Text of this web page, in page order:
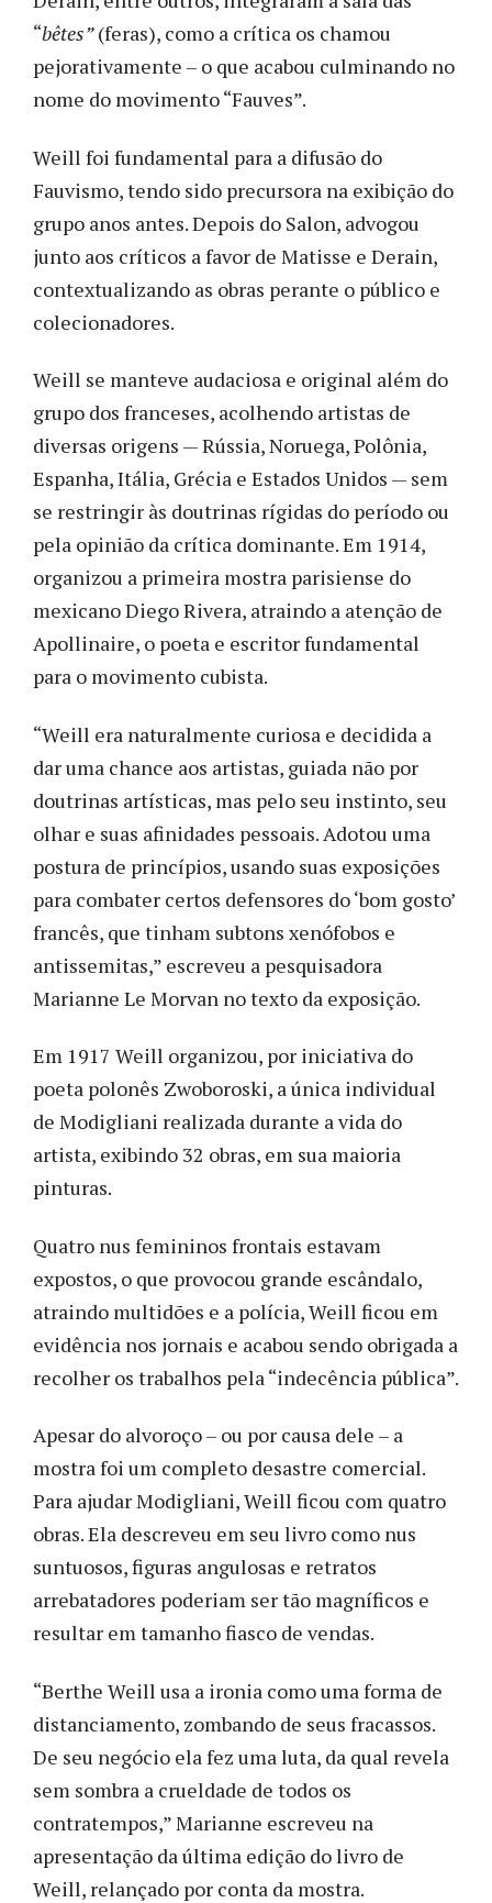
“bêtes”(feras), como a crítica os chamou
pejorativamente – o que acabou culminando no
nome do movimento “Fauves”.
Weill foi fundamental para a difusão do
Fauvismo, tendo sido precursora na exibição do
grupo anos antes. Depois do Salon, advogou
junto aos críticos a favor de Matisse e Derain,
contextualizando as obras perante o público e
colecionadores.
Weill se manteve audaciosa e original além do
grupo dos franceses, acolhendo artistas de
diversas origens — Rússia, Noruega, Polônia,
Espanha, Itália, Grécia e Estados Unidos — sem
se restringir às doutrinas rígidas do período ou
pela opinião da crítica dominante. Em 1914,
organizou a primeira mostra parisiense do
mexicano Diego Rivera, atraindo a atenção de
Apollinaire, o poeta e escritor fundamental
para o movimento cubista.
“Weill era naturalmente curiosa e decidida a
dar uma chance aos artistas, guiada não por
doutrinas artísticas, mas pelo seu instinto, seu
olhar e suas afinidades pessoais. Adotou uma
postura de princípios, usando suas exposições
para combater certos defensores do ‘bom gosto’
francês, que tinham subtons xenófobos e
antissemitas,” escreveu a pesquisadora
Marianne Le Morvan no texto da exposição.
Em 1917 Weill organizou, por iniciativa do
poeta polonês Zwoboroski, a única individual
de Modigliani realizada durante a vida do
artista, exibindo 32 obras, em sua maioria
pinturas.
Quatro nus femininos frontais estavam
expostos, o que provocou grande escândalo,
atraindo multidões e a polícia, Weill ficou em
evidência nos jornais e acabou sendo obrigada a
recolher os trabalhos pela “indecência pública”.
Apesar do alvoroço – ou por causa dele – a
mostra foi um completo desastre comercial.
Para ajudar Modigliani, Weill ficou com quatro
obras. Ela descreveu em seu livro como nus
suntuosos, figuras angulosas e retratos
arrebatadores poderiam ser tão magníficos e
resultar em tamanho fiasco de vendas.
“Berthe Weill usa a ironia como uma forma de
distanciamento, zombando de seus fracassos.
De seu negócio ela fez uma luta, da qual revela
sem sombra a crueldade de todos os
contratempos,” Marianne escreveu na
apresentação da última edição do livro de
Weill, relançado por conta da mostra.